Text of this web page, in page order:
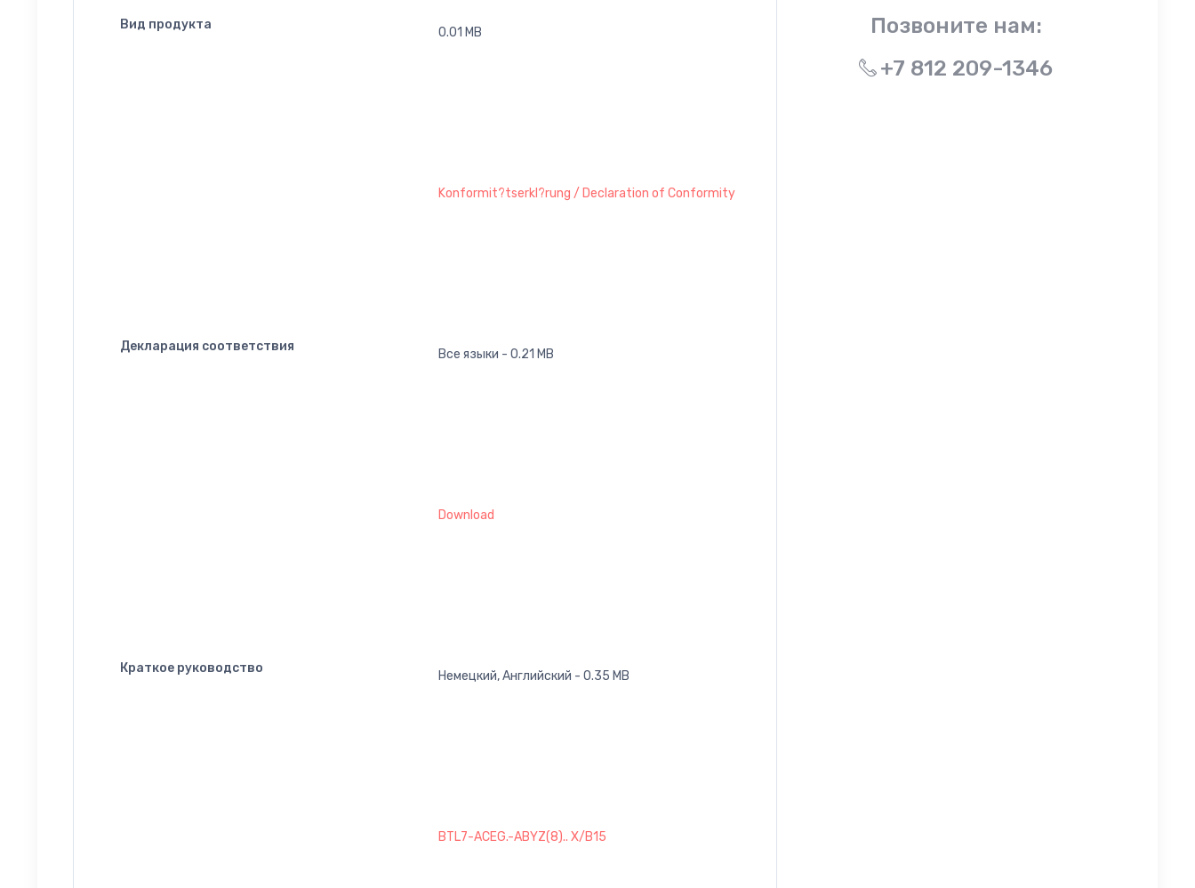
Вид продукта
0.01 MB
Декларация соответствия
Konformit?tserkl?rung / Declaration of Conformity
Все языки - 0.21 MB
Краткое руководство
Download
Немецкий, Английский - 0.35 MB
BTL7-ACEG.-ABYZ(8).. X/B15
Позвоните нам:
+7 812 209-1346